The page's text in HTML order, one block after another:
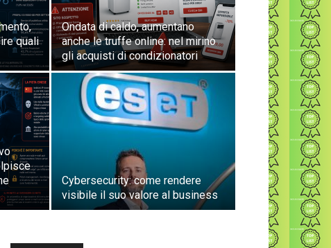
quali
Ondata di caldo, aumentano
anche le truffe online: nel mirino
gli acquisti di condizionatori
Cybersecurity: come rendere
visibile il suo valore al business